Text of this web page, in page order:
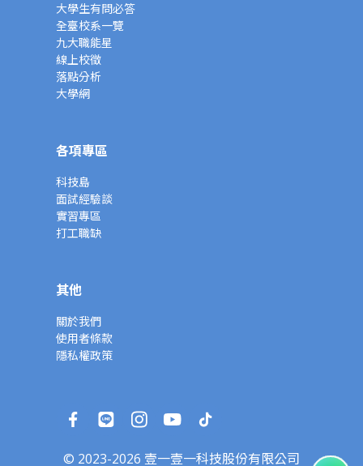
大學生有問必答
全臺校系一覽
九大職能星
線上校徵
落點分析
大學網
各項專區
科技島
面試經驗談
實習專區
打工職缺
其他
關於我們
使用者條款
隱私權政策
© 2023-2026 壹一壹一科技股份有限公司